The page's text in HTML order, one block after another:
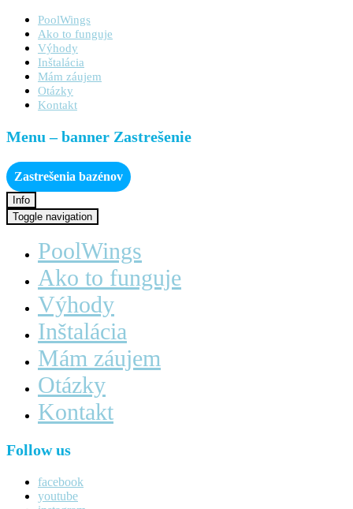
PoolWings
Ako to funguje
Výhody
Inštalácia
Mám záujem
Otázky
Kontakt
Menu – banner Zastrešenie
Zastrešenia bazénov
Info
Toggle navigation
PoolWings
Ako to funguje
Výhody
Inštalácia
Mám záujem
Otázky
Kontakt
Follow us
facebook
youtube